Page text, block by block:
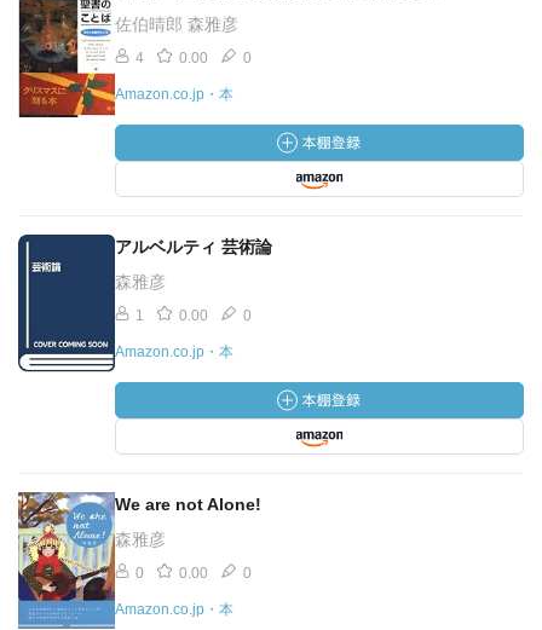
佐伯晴郎 森雅彦
4 0.00 0
Amazon.co.jp・本
アルベルティ 芸術論
森雅彦
1 0.00 0
Amazon.co.jp・本
We are not Alone!
森雅彦
0 0.00 0
Amazon.co.jp・本